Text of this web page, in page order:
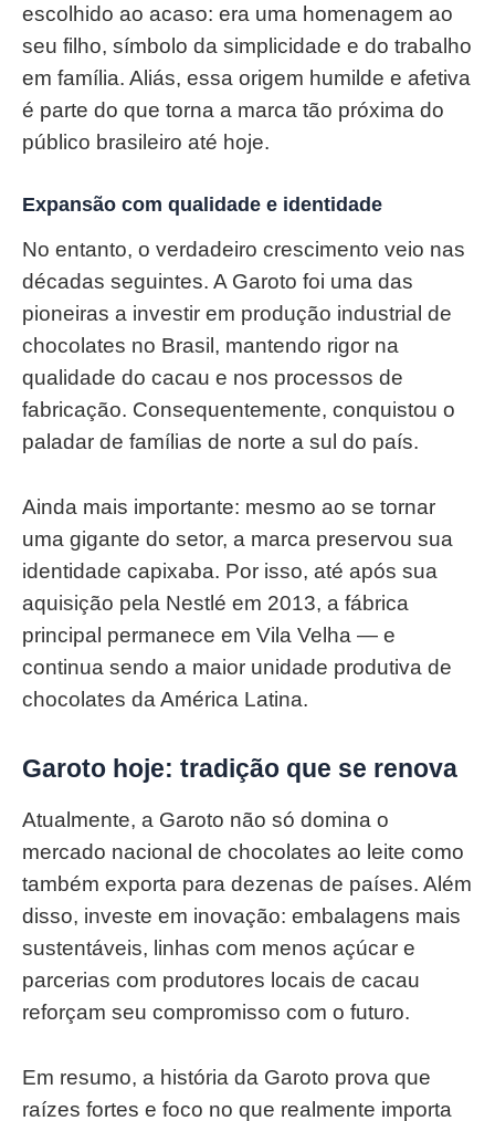
escolhido ao acaso: era uma homenagem ao
seu filho, símbolo da simplicidade e do trabalho
em família. Aliás, essa origem humilde e afetiva
é parte do que torna a marca tão próxima do
público brasileiro até hoje.
Expansão com qualidade e identidade
No entanto, o verdadeiro crescimento veio nas
décadas seguintes. A Garoto foi uma das
pioneiras a investir em produção industrial de
chocolates no Brasil, mantendo rigor na
qualidade do cacau e nos processos de
fabricação. Consequentemente, conquistou o
paladar de famílias de norte a sul do país.
Ainda mais importante: mesmo ao se tornar
uma gigante do setor, a marca preservou sua
identidade capixaba. Por isso, até após sua
aquisição pela Nestlé em 2013, a fábrica
principal permanece em Vila Velha — e
continua sendo a maior unidade produtiva de
chocolates da América Latina.
Garoto hoje: tradição que se renova
Atualmente, a Garoto não só domina o
mercado nacional de chocolates ao leite como
também exporta para dezenas de países. Além
disso, investe em inovação: embalagens mais
sustentáveis, linhas com menos açúcar e
parcerias com produtores locais de cacau
reforçam seu compromisso com o futuro.
Em resumo, a história da Garoto prova que
raízes fortes e foco no que realmente importa